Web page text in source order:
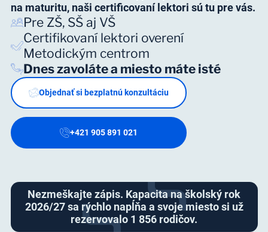
na maturitu, naši certificovaní lektori sú tu pre vás.
Pre ZŠ, SŠ aj VŠ
Certifikovaní lektori overení
Metodickým centrom
Dnes zavoláte a miesto máte isté
Objednať si bezplatnú konzultáciu
+421 905 891 021
Nezmeškajte zápis. Kapacita na školský rok
2026/27 sa rýchlo napĺňa a svoje miesto si už
rezervovalo 1 856 rodičov.